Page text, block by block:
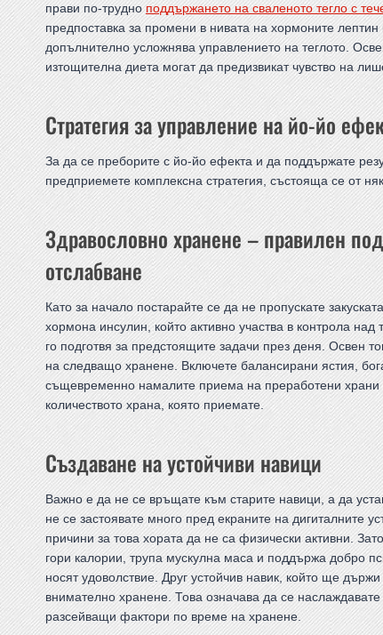
прави по-трудноподдържането на сваленото тегло с
предпоставка за промени в нивата на хормоните
допълнително усложнява управлението на теглото.
изтощителна диета могат да предизвикат чувство на
Стратегия за управление на йо-йо
За да се преборите с йо-йо ефекта и да поддържате
предприемете комплексна стратегия, състояща се от
Здравословно хранене – правилен
отслабване
Като за начало постарайте се да не пропускате
хормона инсулин, който активно участва в контрола
го подготвя за предстоящите задачи през деня. Освен
на следващо хранене. Включете балансирани ястия,
същевременно намалите приема на преработени
количеството храна, която приемате.
Създаване на устойчиви навици
Важно е да не се връщате към старите навици, а да
не се застоявате много пред екраните на дигиталните
причини за това хората да не са физически активни.
гори калории, трупа мускулна маса и поддържа добро
носят удоволствие. Друг устойчив навик, който ще
внимателно хранене. Това означава да се
разсейващи фактори по време на хранене.